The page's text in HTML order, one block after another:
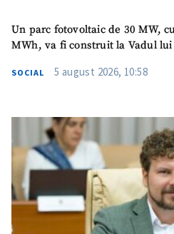
Un parc fotovoltaic de 30 MW,
MWh, va fi construit la Vadul lui
SOCIAL 5 august 2026, 10:58
Mesajul știrei
+ Mesajul știrei
CONTACT SURSĂ